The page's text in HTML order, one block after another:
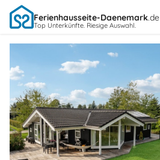
Ferienhausseite-Daenemark.de
Top Unterkünfte. Riesige Auswahl.